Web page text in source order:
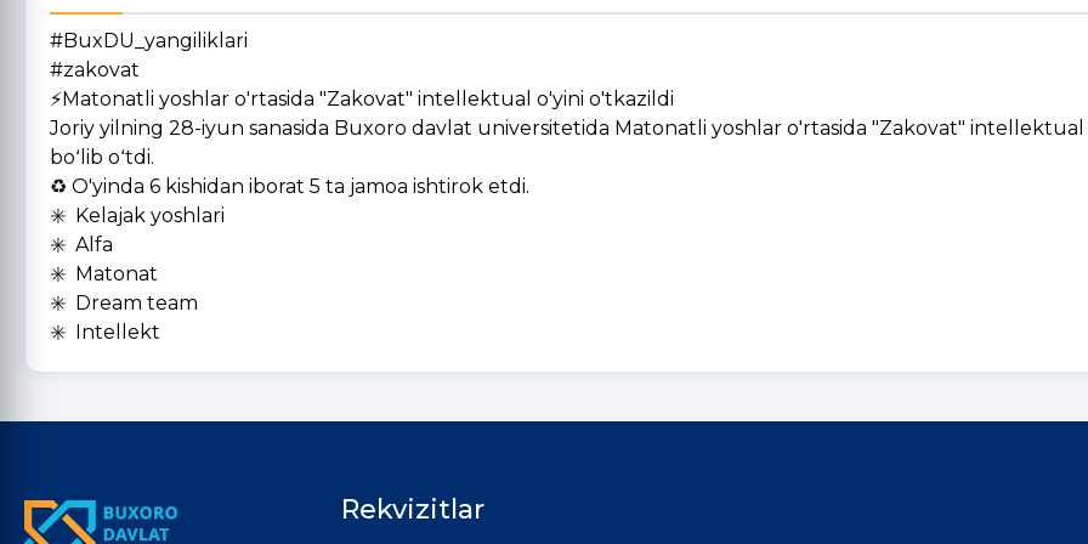
#BuxDU_yangiliklari
#zakovat
⚡️Matonatli yoshlar o'rtasida "Zakovat" intellektual o'yini o'tkazildi
Joriy yilning 28-iyun sanasida Buxoro davlat universitetida Matonatli yoshlar o'rtasida "Zakovat" intellektual
boʻlib oʻtdi.
♻️ O'yinda 6 kishidan iborat 5 ta jamoa ishtirok etdi.
✳️ Kelajak yoshlari
✳️ Alfa
✳️ Matonat
✳️ Dream team
✳️ Intellekt
Rekvizitlar